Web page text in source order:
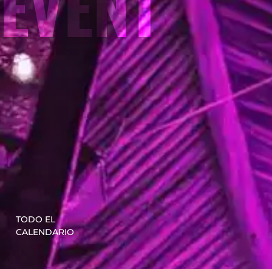
TODO EL
CALENDARIO